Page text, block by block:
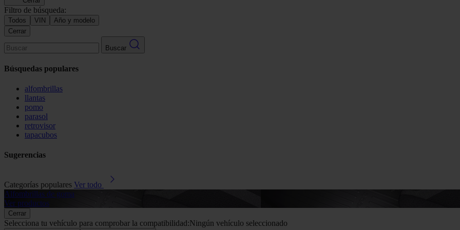
Filtro de búsqueda:
Todos VIN
Año y modelo
Cerrar
Buscar
Búsquedas populares
alfombrillas
llantas
pomo
parasol
retrovisor
tapacubos
Sugerencias
Categorías populares Ver todo
Alfombrillas de goma
Ver productos
Cerrar
Selecciona tu vehículo para comprobar la compatibilidad:Ningún vehículo seleccionado